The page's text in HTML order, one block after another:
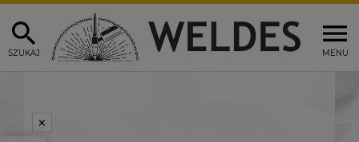
MENU
SZUKAJ